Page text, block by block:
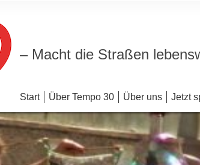
– Macht die Straßen
Start Über Tempo 30 Über uns Jetzt